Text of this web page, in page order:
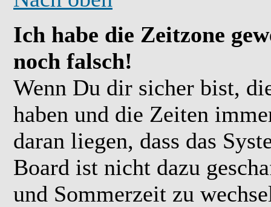
Ich habe die Zeitzone
noch falsch!
Wenn Du dir sicher bist,
haben und die Zeiten
daran liegen, dass das
Board ist nicht dazu
und Sommerzeit zu